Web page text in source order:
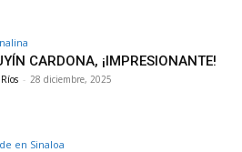
CARDONA, ¡IMPRESIONANTE!
- 28 diciembre, 2025
en Sinaloa